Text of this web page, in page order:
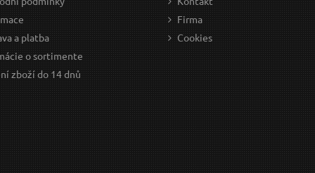
a platba
o sortimente
zboží do 14 dnů
Firma
Cookies